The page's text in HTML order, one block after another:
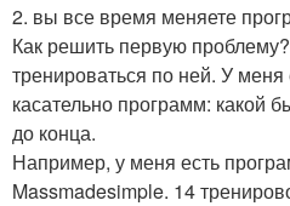
2. вы все время меняете
Как решить первую
тренироваться по ней. У
касательно программ: какой
до конца.
Например, у меня есть
Massmadesimple. 14